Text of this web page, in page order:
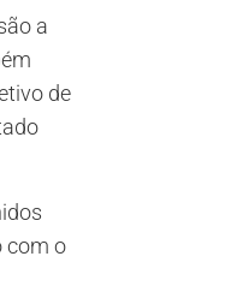
a
de
com o